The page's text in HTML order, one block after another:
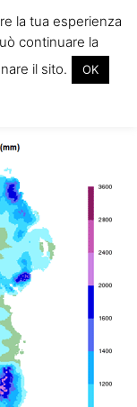
la tua esperienza
continuare la
il sito.
OK